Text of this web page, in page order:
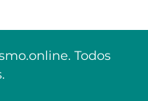
Todos